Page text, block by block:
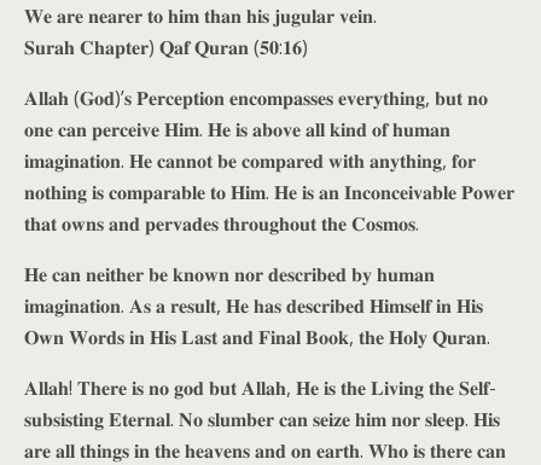
𝐖𝐞 𝐚𝐫𝐞 𝐧𝐞𝐚𝐫𝐞𝐫 𝐭𝐨 𝐡𝐢𝐦 𝐭𝐡𝐚𝐧 𝐡𝐢𝐬 𝐣𝐮𝐠𝐮𝐥𝐚𝐫 𝐯𝐞𝐢𝐧.
𝐒𝐮𝐫𝐚𝐡 𝐂𝐡𝐚𝐩𝐭𝐞𝐫) 𝐐𝐚𝐟 𝐐𝐮𝐫𝐚𝐧 (𝟓𝟎:𝟏𝟔)
𝐀𝐥𝐥𝐚𝐡 (𝐆𝐨𝐝)’𝐬 𝐏𝐞𝐫𝐜𝐞𝐩𝐭𝐢𝐨𝐧 𝐞𝐧𝐜𝐨𝐦𝐩𝐚𝐬𝐬𝐞𝐬 𝐞𝐯𝐞𝐫𝐲𝐭𝐡𝐢𝐧𝐠, 𝐛𝐮𝐭 𝐧𝐨
𝐨𝐧𝐞 𝐜𝐚𝐧 𝐩𝐞𝐫𝐜𝐞𝐢𝐯𝐞 𝐇𝐢𝐦. 𝐇𝐞 𝐢𝐬 𝐚𝐛𝐨𝐯𝐞 𝐚𝐥𝐥 𝐤𝐢𝐧𝐝 𝐨𝐟 𝐡𝐮𝐦𝐚𝐧
𝐢𝐦𝐚𝐠𝐢𝐧𝐚𝐭𝐢𝐨𝐧. 𝐇𝐞 𝐜𝐚𝐧𝐧𝐨𝐭 𝐛𝐞 𝐜𝐨𝐦𝐩𝐚𝐫𝐞𝐝 𝐰𝐢𝐭𝐡 𝐚𝐧𝐲𝐭𝐡𝐢𝐧𝐠, 𝐟𝐨𝐫
𝐧𝐨𝐭𝐡𝐢𝐧𝐠 𝐢𝐬 𝐜𝐨𝐦𝐩𝐚𝐫𝐚𝐛𝐥𝐞 𝐭𝐨 𝐇𝐢𝐦. 𝐇𝐞 𝐢𝐬 𝐚𝐧 𝐈𝐧𝐜𝐨𝐧𝐜𝐞𝐢𝐯𝐚𝐛𝐥𝐞 𝐏𝐨𝐰𝐞𝐫
𝐭𝐡𝐚𝐭 𝐨𝐰𝐧𝐬 𝐚𝐧𝐝 𝐩𝐞𝐫𝐯𝐚𝐝𝐞𝐬 𝐭𝐡𝐫𝐨𝐮𝐠𝐡𝐨𝐮𝐭 𝐭𝐡𝐞 𝐂𝐨𝐬𝐦𝐨𝐬.
𝐇𝐞 𝐜𝐚𝐧 𝐧𝐞𝐢𝐭𝐡𝐞𝐫 𝐛𝐞 𝐤𝐧𝐨𝐰𝐧 𝐧𝐨𝐫 𝐝𝐞𝐬𝐜𝐫𝐢𝐛𝐞𝐝 𝐛𝐲 𝐡𝐮𝐦𝐚𝐧
𝐢𝐦𝐚𝐠𝐢𝐧𝐚𝐭𝐢𝐨𝐧. 𝐀𝐬 𝐚 𝐫𝐞𝐬𝐮𝐥𝐭, 𝐇𝐞 𝐡𝐚𝐬 𝐝𝐞𝐬𝐜𝐫𝐢𝐛𝐞𝐝 𝐇𝐢𝐦𝐬𝐞𝐥𝐟 𝐢𝐧 𝐇𝐢𝐬
𝐎𝐰𝐧 𝐖𝐨𝐫𝐝𝐬 𝐢𝐧 𝐇𝐢𝐬 𝐋𝐚𝐬𝐭 𝐚𝐧𝐝 𝐅𝐢𝐧𝐚𝐥 𝐁𝐨𝐨𝐤, 𝐭𝐡𝐞 𝐇𝐨𝐥𝐲 𝐐𝐮𝐫𝐚𝐧.
𝐀𝐥𝐥𝐚𝐡! 𝐓𝐡𝐞𝐫𝐞 𝐢𝐬 𝐧𝐨 𝐠𝐨𝐝 𝐛𝐮𝐭 𝐀𝐥𝐥𝐚𝐡, 𝐇𝐞 𝐢𝐬 𝐭𝐡𝐞 𝐋𝐢𝐯𝐢𝐧𝐠 𝐭𝐡𝐞 𝐒𝐞𝐥𝐟-
𝐬𝐮𝐛𝐬𝐢𝐬𝐭𝐢𝐧𝐠 𝐄𝐭𝐞𝐫𝐧𝐚𝐥. 𝐍𝐨 𝐬𝐥𝐮𝐦𝐛𝐞𝐫 𝐜𝐚𝐧 𝐬𝐞𝐢𝐳𝐞 𝐡𝐢𝐦 𝐧𝐨𝐫 𝐬𝐥𝐞𝐞𝐩. 𝐇𝐢𝐬
𝐚𝐫𝐞 𝐚𝐥𝐥 𝐭𝐡𝐢𝐧𝐠𝐬 𝐢𝐧 𝐭𝐡𝐞 𝐡𝐞𝐚𝐯𝐞𝐧𝐬 𝐚𝐧𝐝 𝐨𝐧 𝐞𝐚𝐫𝐭𝐡. 𝐖𝐡𝐨 𝐢𝐬 𝐭𝐡𝐞𝐫𝐞 𝐜𝐚𝐧